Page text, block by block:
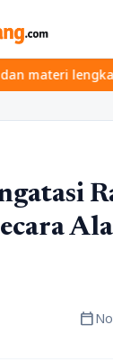
lengkap
calendar_today